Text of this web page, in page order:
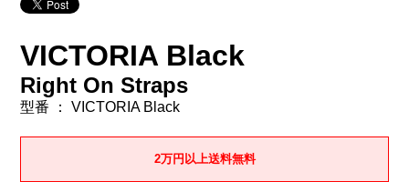
VICTORIA Black
Right On Straps
型番 ： VICTORIA Black
2万円以上送料無料